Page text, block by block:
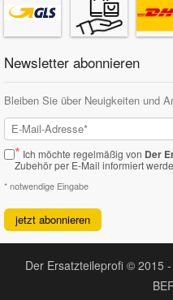
Newsletter abonnieren
Bleiben Sie über Neuigkeiten und
* Ich möchte regelmäßig von Der
Zubehör per E-Mail informiert
* notwendige Eingabe
jetzt abonnieren
Der Ersatzteileprofi © 2015